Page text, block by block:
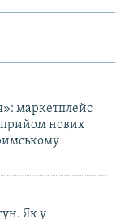
маркетплейс
нових
Як у